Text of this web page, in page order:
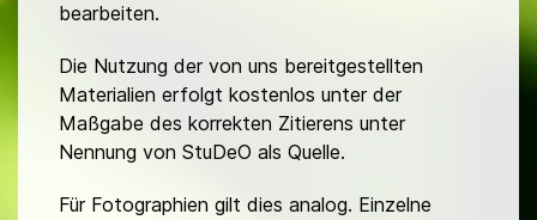
bearbeiten.
Die Nutzung der von uns bereitgestellten
Materialien erfolgt kostenlos unter der
Maßgabe des korrekten Zitierens unter
Nennung von StuDeO als Quelle.
Für Fotographien gilt dies analog. Einzelne